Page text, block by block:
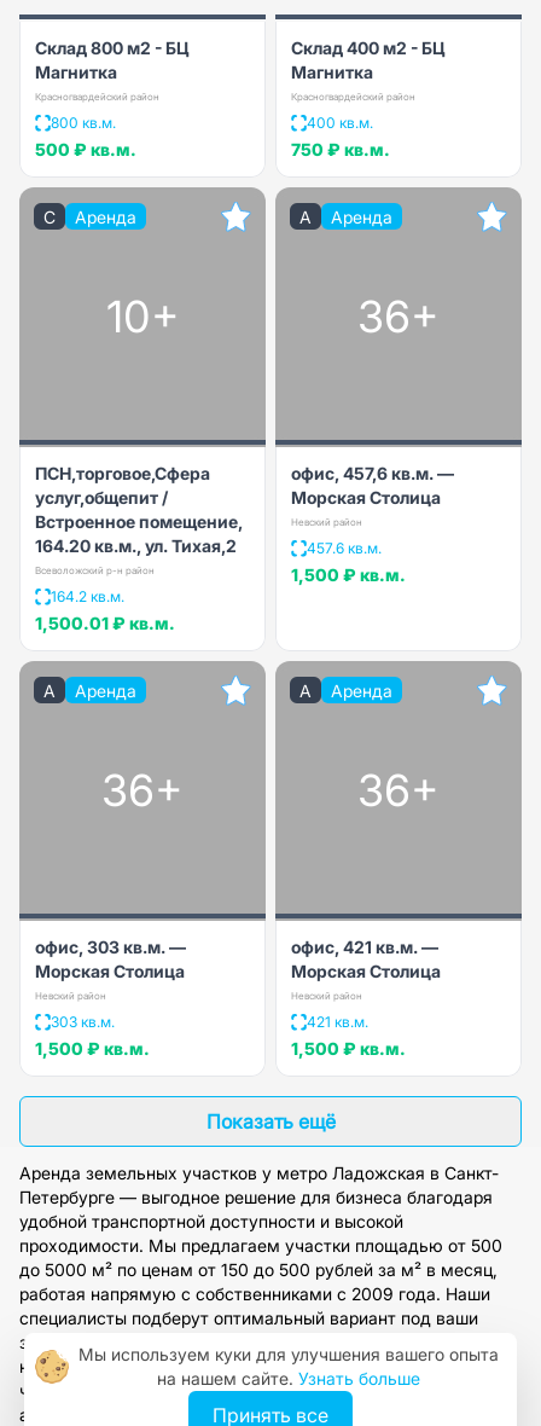
Склад 800 м2 - БЦ
Магнитка
Красногвардейский район
800 кв.м.
500 ₽ кв.м.
Склад 400 м2 - БЦ
Магнитка
Красногвардейский район
400 кв.м.
750 ₽ кв.м.
C Аренда
10+
ПСН,торговое,Сфера
услуг,общепит /
Встроенное помещение,
164.20 кв.м., ул. Тихая,2
Всеволожский р-н район
164.2 кв.м.
1,500.01 ₽ кв.м.
A Аренда
36+
офис, 457,6 кв.м. —
Морская Столица
Невский район
457.6 кв.м.
1,500 ₽ кв.м.
A Аренда
36+
офис, 303 кв.м. —
Морская Столица
Невский район
303 кв.м.
1,500 ₽ кв.м.
A Аренда
36+
офис, 421 кв.м. —
Морская Столица
Невский район
421 кв.м.
1,500 ₽ кв.м.
Показать ещё
Аренда земельных участков у метро Ладожская в Санкт-
Петербурге — выгодное решение для бизнеса благодаря
удобной транспортной доступности и высокой
проходимости. Мы предлагаем участки площадью от 500
до 5000 м² по ценам от 150 до 500 рублей за м² в месяц,
работая напрямую с собственниками с 2009 года. Наши
специалисты подберут оптимальный вариант под ваши
задачи, организуют просмотр и предоставят полное
юридическое сопровождение. Оставьте заявку на сайте,
чтобы получить персональную консультацию и доступ к
актуальной базе объектов.
Мы используем куки для улучшения вашего опыта
на нашем сайте. Узнать больше
Принять все